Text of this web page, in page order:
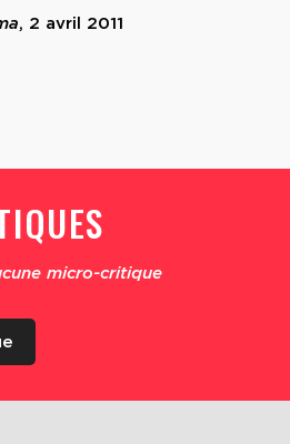
, 2 avril 2011
micro-critique